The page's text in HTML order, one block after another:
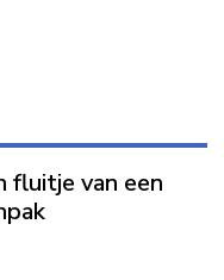
fluitje van een